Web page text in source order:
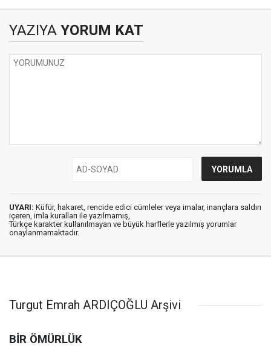
YAZIYA YORUM KAT
UYARI: Küfür, hakaret, rencide edici cümleler veya imalar, inançlara saldırı
içeren, imla kuralları ile yazılmamış,
Türkçe karakter kullanılmayan ve büyük harflerle yazılmış yorumlar
onaylanmamaktadır.
Turgut Emrah ARDIÇOĞLU Arşivi
BİR ÖMÜRLÜK